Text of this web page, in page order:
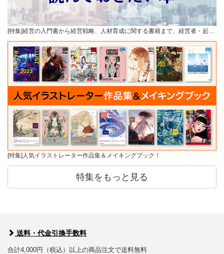
[特集]経営の入門書から経営戦略、人材育成に関する書籍まで、経営者・起…
[特集]人気イラストレーター作品集＆メイキングブック！
特集をもっと見る
送料・代金引換手数料
合計4,000円（税込）以上の商品注文で送料無料